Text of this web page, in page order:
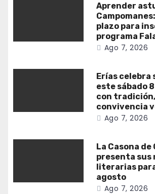
Aprender
plazo para
programa
Ago 7, 2026
Erías celebra
este sábado
con
convivencia
Ago 7, 2026
La Casona de
presenta sus
literarias
agosto
Ago 7, 2026